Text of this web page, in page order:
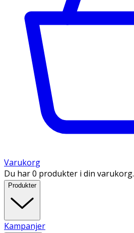
Varukorg
Du har 0 produkter i din varukorg.
Produkter
Kampanjer